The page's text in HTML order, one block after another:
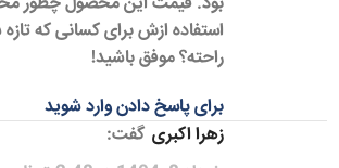
استفاده ازش برای کسانی که
راحته؟ موفق باشید!
برای پاسخ دادن وارد شوید
زهرا اکبری گفت: